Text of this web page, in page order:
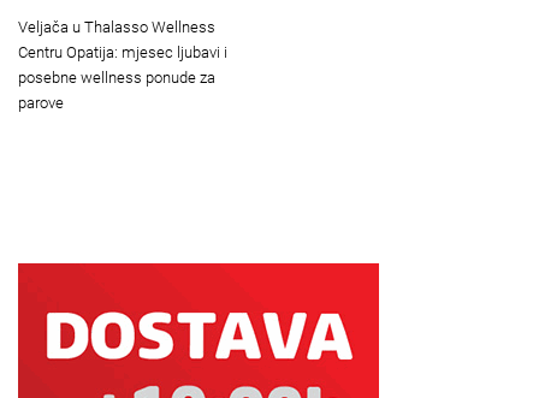
Veljača u Thalasso Wellness
Centru Opatija: mjesec ljubavi i
posebne wellness ponude za
parove